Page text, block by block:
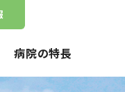
病院の特長